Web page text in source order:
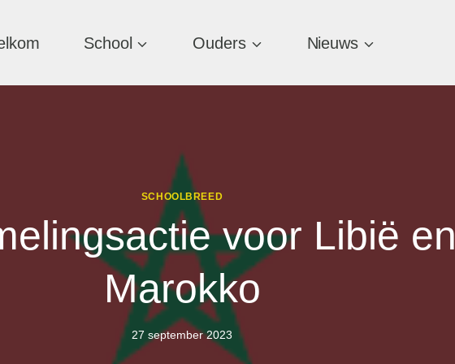
School Ouders Nieuws
SCHOOLBREED
voor Libië en
Marokko
27 september 2023